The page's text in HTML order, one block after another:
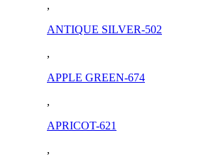
,
ANTIQUE SILVER-502
,
APPLE GREEN-674
,
APRICOT-621
,